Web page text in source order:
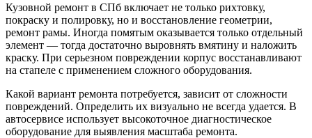
Кузовной ремонт в СПб включает не только рихтовку,
покраску и полировку, но и восстановление геометрии,
ремонт рамы. Иногда помятым оказывается только отдельный
элемент — тогда достаточно выровнять вмятину и наложить
краску. При серьезном повреждении корпус восстанавливают
на стапеле с применением сложного оборудования.
Какой вариант ремонта потребуется, зависит от сложности
повреждений. Определить их визуально не всегда удается. В
автосервисе использует высокоточное диагностическое
оборудование для выявления масштаба ремонта.